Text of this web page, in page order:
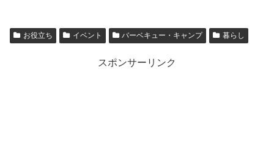
お役立ち イベント バーベキュー・キャンプ 暮らし
スポンサーリンク